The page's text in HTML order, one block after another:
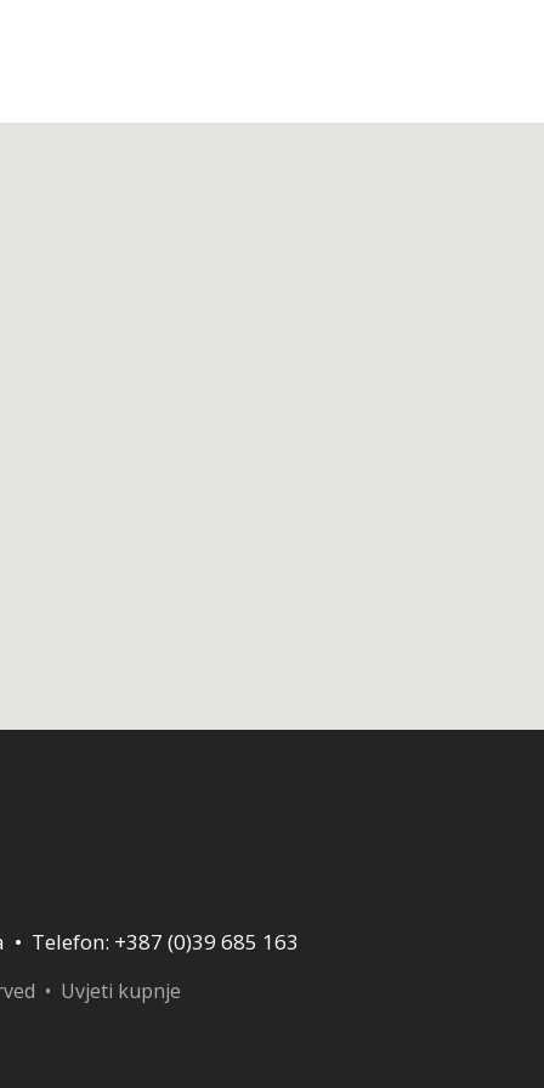
• Telefon: +387 (0)39 685 163
• Uvjeti kupnje